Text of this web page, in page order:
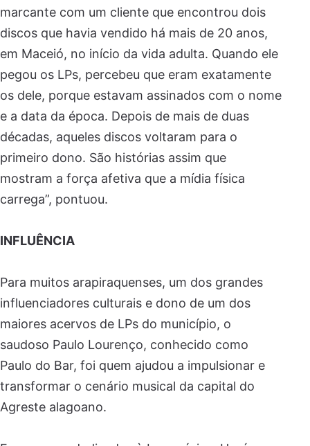
marcante com um cliente que encontrou dois
discos que havia vendido há mais de 20 anos,
em Maceió, no início da vida adulta. Quando ele
pegou os LPs, percebeu que eram exatamente
os dele, porque estavam assinados com o nome
e a data da época. Depois de mais de duas
décadas, aqueles discos voltaram para o
primeiro dono. São histórias assim que
mostram a força afetiva que a mídia física
carrega”, pontuou.
INFLUÊNCIA
Para muitos arapiraquenses, um dos grandes
influenciadores culturais e dono de um dos
maiores acervos de LPs do município, o
saudoso Paulo Lourenço, conhecido como
Paulo do Bar, foi quem ajudou a impulsionar e
transformar o cenário musical da capital do
Agreste alagoano.